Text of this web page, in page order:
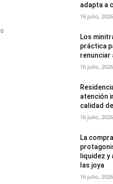
0
adapta a
16 julio, 2026
Los
práctica
renunciar
16 julio, 2026
atención
calidad
16 julio, 2026
La
liquidez
las joya
16 julio, 2026